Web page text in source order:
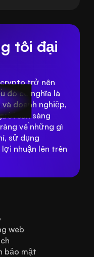
tôi đại
trở nên
đó có nghĩa là
doanh nghiệp,
sẵn sàng
về những gì
sử dụng
nhuận lên trên
web
bảo mật